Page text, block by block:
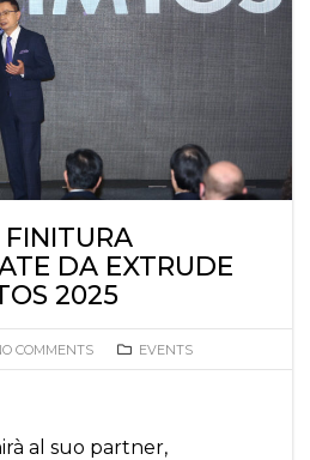
DA EXTRUDE
2025
COMMENTS EVENTS
al suo partner,